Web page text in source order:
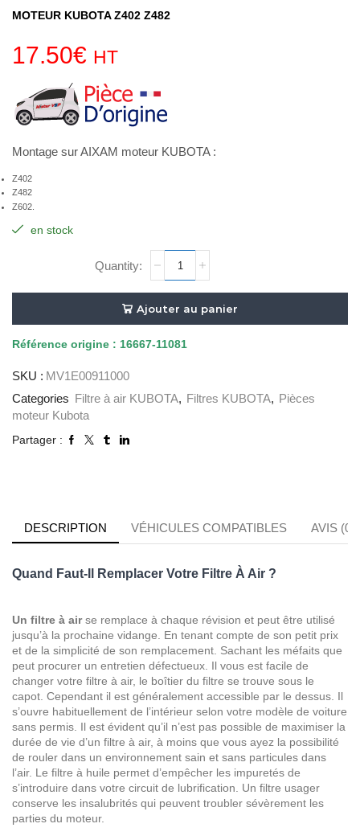
MOTEUR KUBOTA Z402 Z482
17.50€ HT
Montage sur AIXAM moteur KUBOTA :
Z402
Z482
Z602.
en stock
FILTRE
A
AIR
ORIGINE
Ajouter au panier
Référence origine : 16667-11081
SKU : MV1E00911000
Categories Filtre à air KUBOTA, Filtres KUBOTA, Pièces
moteur Kubota
Partager :
DESCRIPTION VÉHICULES COMPATIBLES AVIS (0)
Quand Faut-Il Remplacer Votre Filtre À Air ?
Un filtre à airse remplace à chaque révision et peut être utilisé
jusqu’à la prochaine vidange. En tenant compte de son petit prix
et de la simplicité de son remplacement. Sachant les méfaits que
peut procurer un entretien défectueux. Il vous est facile de
changer votre filtre à air, le boîtier du filtre se trouve sous le
capot. Cependant il est généralement accessible par le dessus. Il
s’ouvre habituellement de l’intérieur selon votre modèle de voiture
sans permis. Il est évident qu’il n’est pas possible de maximiser la
durée de vie d’un filtre à air, à moins que vous ayez la possibilité
de rouler dans un environnement sain et sans particules dans
l’air. Le filtre à huile permet d’empêcher les impuretés de
s’introduire dans votre circuit de lubrification. Un filtre usager
conserve les insalubrités qui peuvent troubler sévèrement les
parties du moteur.